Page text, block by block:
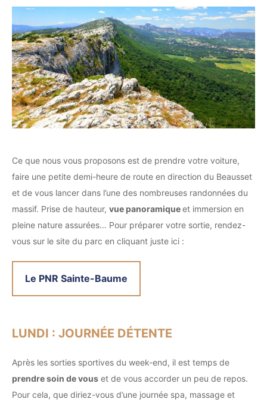
Ce que nous vous proposons est de prendre votre voiture,
faire une petite demi-heure de route en direction du Beausset
et de vous lancer dans l’une des nombreuses randonnées du
massif. Prise de hauteur, vue panoramiqueet immersion en
pleine nature assurées… Pour préparer votre sortie, rendez-
vous sur le site du parc en cliquant juste ici :
Le PNR Sainte-Baume
LUNDI : JOURNÉE DÉTENTE
Après les sorties sportives du week-end, il est temps de
prendre soin de vous et de vous accorder un peu de repos.
Pour cela, que diriez-vous d’une journée spa, massage et